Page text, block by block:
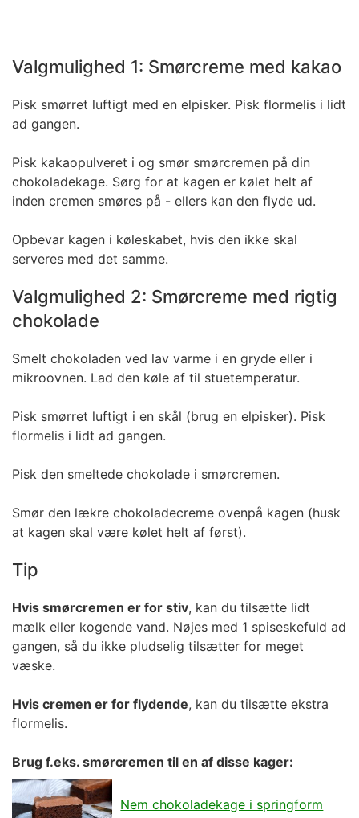
Valgmulighed 1: Smørcreme med kakao
Pisk smørret luftigt med en elpisker. Pisk flormelis i lidt
ad gangen.
Pisk kakaopulveret i og smør smørcremen på din
chokoladekage. Sørg for at kagen er kølet helt af
inden cremen smøres på - ellers kan den flyde ud.
Opbevar kagen i køleskabet, hvis den ikke skal
serveres med det samme.
Valgmulighed 2: Smørcreme med rigtig
chokolade
Smelt chokoladen ved lav varme i en gryde eller i
mikroovnen. Lad den køle af til stuetemperatur.
Pisk smørret luftigt i en skål (brug en elpisker). Pisk
flormelis i lidt ad gangen.
Pisk den smeltede chokolade i smørcremen.
Smør den lækre chokoladecreme ovenpå kagen (husk
at kagen skal være kølet helt af først).
Tip
Hvis smørcremen er for stiv, kan du tilsætte lidt
mælk eller kogende vand. Nøjes med 1 spiseskefuld ad
gangen, så du ikke pludselig tilsætter for meget
væske.
Hvis cremen er for flydende, kan du tilsætte ekstra
flormelis.
Brug f.eks. smørcremen til en af disse kager:
Nem chokoladekage i springform